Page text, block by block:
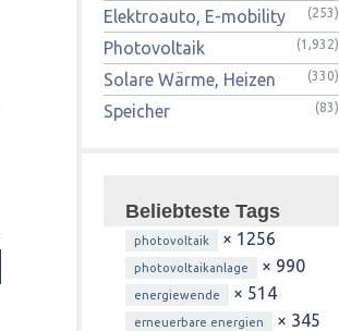
Elektroauto, E-mobility (253)
Photovoltaik (1,932)
Solare Wärme, Heizen (330)
Speicher (83)
Beliebteste Tags
photovoltaik × 1256
photovoltaikanlage × 990
energiewende × 514
erneuerbare energien × 345